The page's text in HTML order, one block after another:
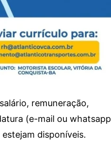
remuneração,
(e-mail ou whatsapp
disponíveis.